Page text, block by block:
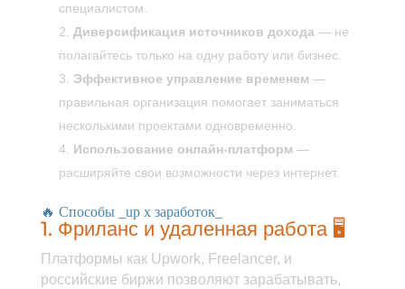
специалистом.
Диверсификация источников дохода — не
полагайтесь только на одну работу или бизнес.
Эффективное управление временем —
правильная организация помогает заниматься
несколькими проектами одновременно.
Использование онлайн-платформ —
расширяйте свои возможности через интернет.
🔥 Способы _up x заработок_
1. Фриланс и удаленная работа 🖥️
Платформы как Upwork, Freelancer, и
российские биржи позволяют зарабатывать,